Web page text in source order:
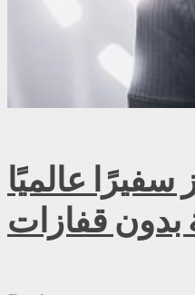
عالميًا
بدون قفازات